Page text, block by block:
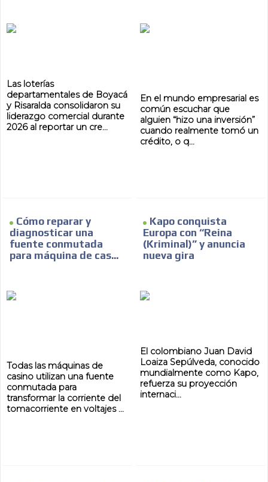
Las loterías
departamentales de Boyacá
y Risaralda consolidaron su
liderazgo comercial durante
2026 al reportar un cre...
En el mundo empresarial es
común escuchar que
alguien “hizo una inversión”
cuando realmente tomó un
crédito, o q...
Cómo reparar y
diagnosticar una
fuente conmutada
para máquina de cas...
Todas las máquinas de
casino utilizan una fuente
conmutada para
transformar la corriente del
tomacorriente en voltajes ...
Kapo conquista
Europa con “Reina
(Kriminal)” y anuncia
nueva gira
El colombiano Juan David
Loaiza Sepúlveda, conocido
mundialmente como Kapo,
refuerza su proyección
internaci...